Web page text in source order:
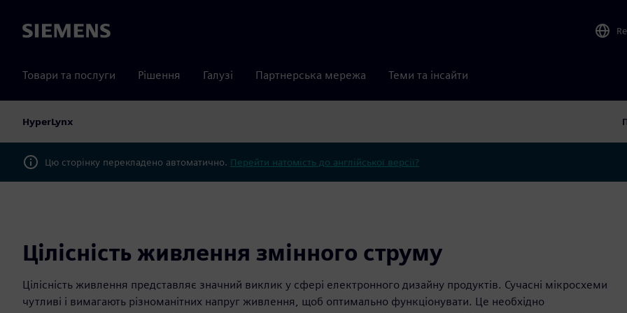
Siemens
Товари та послуги Рішення Галузі Партнерська мережа Теми та інсайти
HyperLynx
Цю сторінку перекладено автоматично. Перейти натомість до англійської версії?
Цілісність живлення змінного струму
Цілісність живлення представляє значний виклик у сфері електронного дизайну продуктів. Сучасні мікросхеми
чутливі і вимагають різноманітних напруг живлення, щоб оптимально функціонувати. Це необхідно